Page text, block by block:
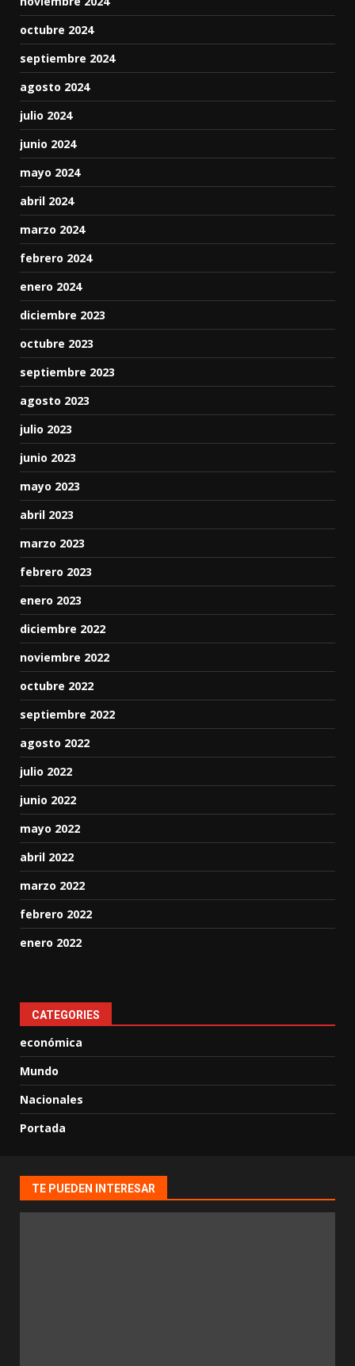
octubre 2024
septiembre 2024
agosto 2024
julio 2024
junio 2024
mayo 2024
abril 2024
marzo 2024
febrero 2024
enero 2024
diciembre 2023
octubre 2023
septiembre 2023
agosto 2023
julio 2023
junio 2023
mayo 2023
abril 2023
marzo 2023
febrero 2023
enero 2023
diciembre 2022
noviembre 2022
octubre 2022
septiembre 2022
agosto 2022
julio 2022
junio 2022
mayo 2022
abril 2022
marzo 2022
febrero 2022
enero 2022
CATEGORIES
económica
Mundo
Nacionales
Portada
TE PUEDEN INTERESAR